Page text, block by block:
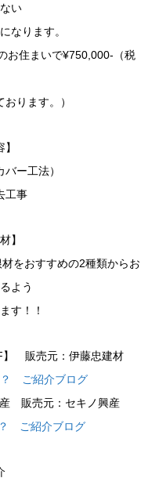
い
なります。
お住まいで¥750,000-（税
ります。）
ー工法）
工事
】
をおすすめの2種類からお
よう
す！！
】 販売元：伊藤忠建材
？ ご紹介ブログ
産 販売元：セキノ興産
ご紹介ブログ